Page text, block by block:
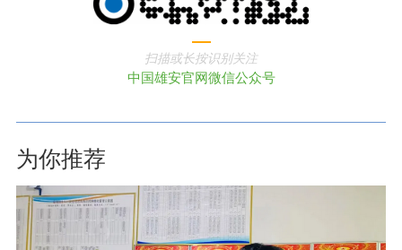
扫描或长按识别关注
中国雄安官网微信公众号
为你推荐